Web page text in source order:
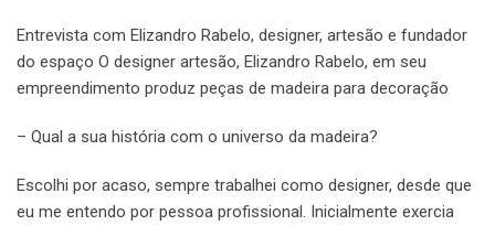
Entrevista com Elizandro Rabelo, designer, artesão e fundador
do espaço O designer artesão, Elizandro Rabelo, em seu
empreendimento produz peças de madeira para decoração
– Qual a sua história com o universo da madeira?
Escolhi por acaso, sempre trabalhei como designer, desde que
eu me entendo por pessoa profissional. Inicialmente exercia